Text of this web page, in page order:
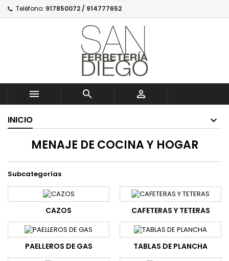
Teléfono: 917850072 / 914777652
  
INICIO
MENAJE DE COCINA Y HOGAR
Subcategorías
CAZOS CAFETERAS Y TETERAS
PAELLEROS DE GAS TABLAS DE PLANCHA